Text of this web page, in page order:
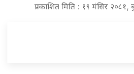
प्रकाशित मिति : १९ मंसिर